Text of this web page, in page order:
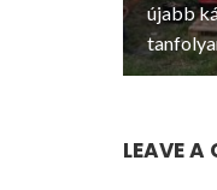
újabb
LEAVE A